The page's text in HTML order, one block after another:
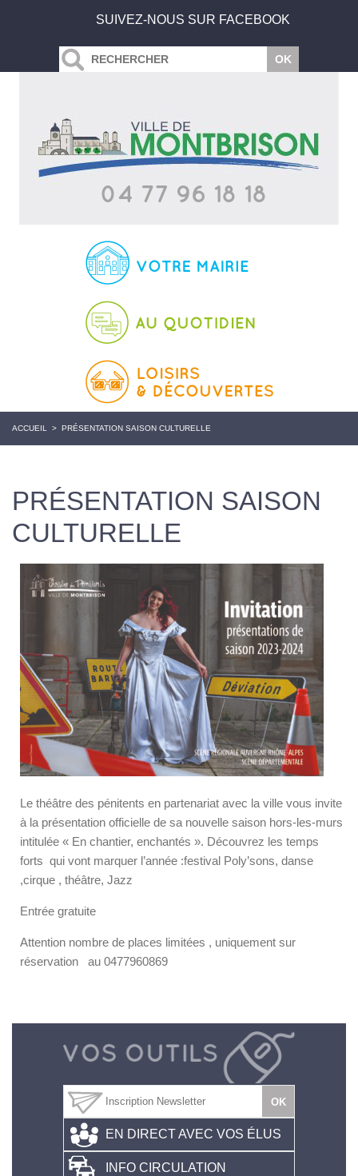
SUIVEZ-NOUS SUR FACEBOOK
ACCUEIL > PRÉSENTATION SAISON CULTURELLE
PRÉSENTATION SAISON
CULTURELLE
Le théâtre des pénitents en partenariat avec la ville vous invite
à la présentation officielle de sa nouvelle saison hors-les-murs
intitulée « En chantier, enchantés ». Découvrez les temps
forts qui vont marquer l’année :festival Poly’sons, danse
,cirque , théâtre, Jazz
Entrée gratuite
Attention nombre de places limitées , uniquement sur
réservation au 0477960869
EN DIRECT AVEC VOS ÉLUS
INFO CIRCULATION